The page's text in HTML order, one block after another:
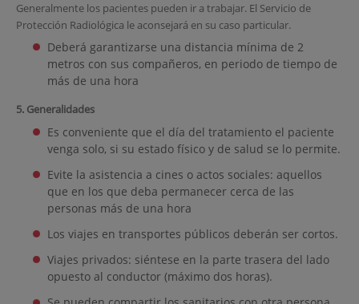
Generalmente los pacientes pueden ir a trabajar. El Servicio de
Protección Radiológica le aconsejará en su caso particular.
Deberá garantizarse una distancia mínima de 2
metros con sus compañeros, en periodo de tiempo de
más de una hora
5. Generalidades
Es conveniente que el día del tratamiento el paciente
venga solo, si su estado físico y de salud se lo permite.
Evite la asistencia a cines o actos sociales: aquellos
que en los que deba permanecer cerca de las
personas más de una hora
Los viajes en transportes públicos deberán ser cortos.
Viajes privados: siéntese en la parte trasera del lado
opuesto al conductor (máximo dos horas).